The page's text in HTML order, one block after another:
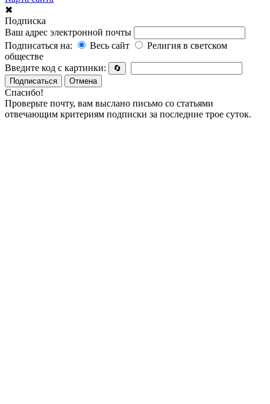
✖
Подписка
Ваш адрес электронной почты
Подписаться на:
Весь сайт
Религия в светском
обществе
Введите код с картинки:
🔄
Подписаться
Отмена
Спасибо!
Проверьте почту, вам выслано письмо со статьями
отвечающим критериям подписки за последние трое суток.